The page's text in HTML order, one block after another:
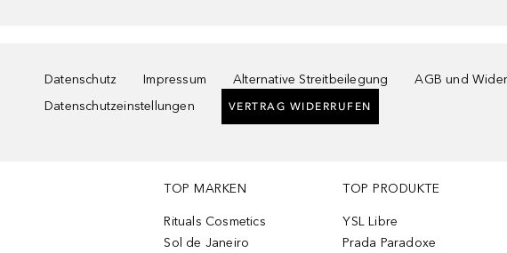
Datenschutz Impressum Alternative Streitbeilegung
AGB und
Datenschutzeinstellungen
VERTRAG WIDERRUFEN
TOP MARKEN
Rituals Cosmetics
Sol de Janeiro
TOP PRODUKTE
YSL Libre
Prada Paradoxe